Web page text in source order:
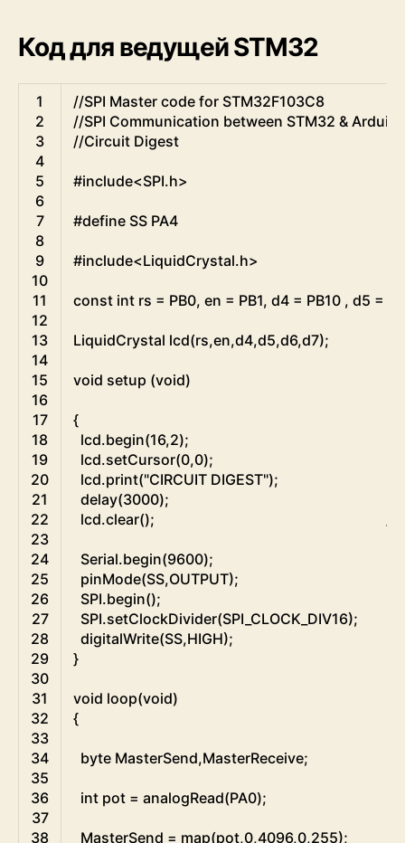
Код для ведущей STM32
Arduino
1
2
3
4
5
6
7
8
9
10
11
12
13
14
15
16
17
18
19
20
21
22
23
24
25
26
27
28
29
30
31
32
33
34
35
36
37
38
//SPI Master code for STM32F103C8
//SPI Communication between STM32 &
//Circuit Digest
#include<SPI.h>
#define SS PA4
#include<LiquidCrystal.h>
const int rs = PB0, en = PB1, d4 = PB10 , d5 =
LiquidCrystal lcd(rs,en,d4,d5,d6,d7);
void setup (void)
{
lcd.begin(16,2);
lcd.setCursor(0,0);
lcd.print("CIRCUIT DIGEST");
delay(3000);
lcd.clear(); //
Serial.begin(9600);
pinMode(SS,OUTPUT);
SPI.begin();
SPI.setClockDivider(SPI_CLOCK_DIV16);
digitalWrite(SS,HIGH);
}
void loop(void)
{
byte MasterSend,MasterReceive;
int pot = analogRead(PA0);
MasterSend = map(pot,0,4096,0,255);